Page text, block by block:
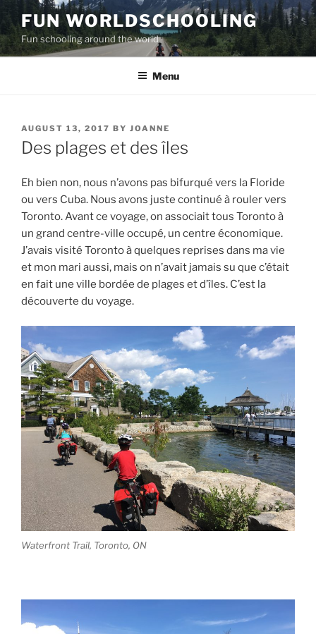
Skip
content
FUN WORLDSCHOOLING
Fun schooling around the world
Menu
POSTED
ON
AUGUST 13, 2017 BY JOANNE
Des plages et des îles
Eh bien non, nous n’avons pas bifurqué vers la Floride
ou vers Cuba. Nous avons juste continué à rouler vers
Toronto. Avant ce voyage, on associait tous Toronto à
un grand centre-ville occupé, un centre économique.
J’avais visité Toronto à quelques reprises dans ma vie
et mon mari aussi, mais on n’avait jamais su que c’était
en fait une ville bordée de plages et d’îles. C’est la
découverte du voyage.
Waterfront Trail, Toronto, ON